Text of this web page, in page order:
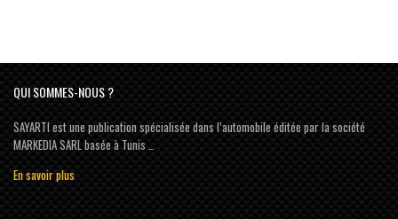
QUI SOMMES-NOUS ?
SAYARTI est une publication spécialisée dans l’automobile éditée par la société
MARKEDIA SARL basée à Tunis …
En savoir plus